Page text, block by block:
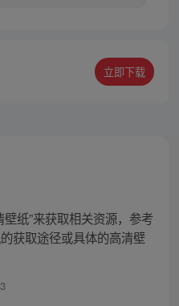
立即下载
纸”来获取相关资源，参考
获取途径或具体的高清壁